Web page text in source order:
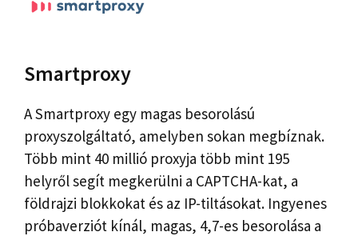
Smartproxy
A Smartproxy egy magas besorolású
proxyszolgáltató, amelyben sokan megbíznak.
Több mint 40 millió proxyja több mint 195
helyről segít megkerülni a CAPTCHA-kat, a
földrajzi blokkokat és az IP-tiltásokat. Ingyenes
próbaverziót kínál, magas, 4,7-es besorolása a